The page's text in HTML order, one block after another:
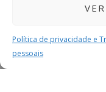
Política de privacidade e
pessoais